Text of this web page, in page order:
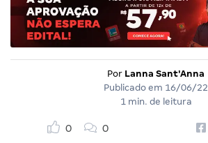
Por Lanna Sant'Anna
Publicado em 16/06/22
1 min. de leitura
0 0